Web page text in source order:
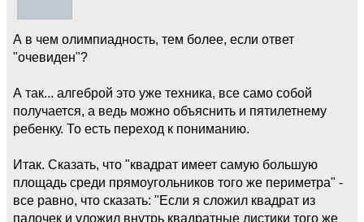
А в чем олимпиадность, тем более, если ответ
"очевиден"?
А так... алгеброй это уже техника, все само собой
получается, а ведь можно объяснить и пятилетнему
ребенку. То есть переход к пониманию.
Итак. Сказать, что "квадрат имеет самую большую
площадь среди прямоугольников того же периметра" -
все равно, что сказать: "Если я сложил квадрат из
палочек и уложил внутрь квадратные листики того же